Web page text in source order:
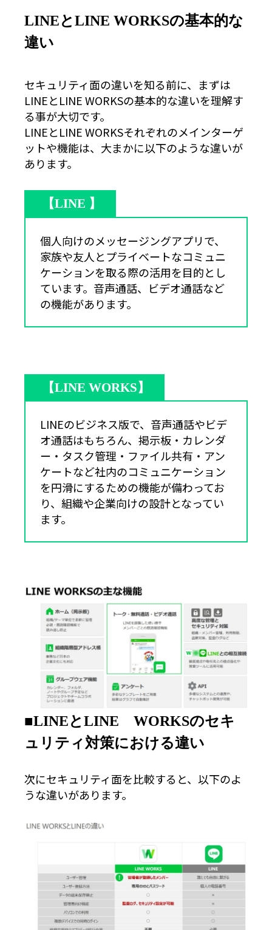
LINEとLINE WORKSの基本的な
違い
セキュリティ面の違いを知る前に、まずは
LINEとLINE WORKSの基本的な違いを理解す
る事が大切です。
LINEとLINE WORKSそれぞれのメインターゲ
ットや機能は、大まかに以下のような違いが
あります。
【LINE 】
個人向けのメッセージングアプリで、
家族や友人とプライベートなコミュニ
ケーションを取る際の活用を目的とし
ています。音声通話、ビデオ通話など
の機能があります。
【LINE WORKS】
LINEのビジネス版で、音声通話やビデ
オ通話はもちろん、掲示板・カレンダ
ー・タスク管理・ファイル共有・アン
ケートなど社内のコミュニケーション
を円滑にするための機能が備わってお
り、組織や企業向けの設計となってい
ます。
■LINEとLINE WORKSのセキ
ュリティ対策における違い
次にセキュリティ面を比較すると、以下のよ
うな違いがあります。